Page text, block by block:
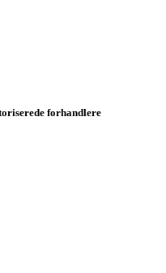
forhandlere